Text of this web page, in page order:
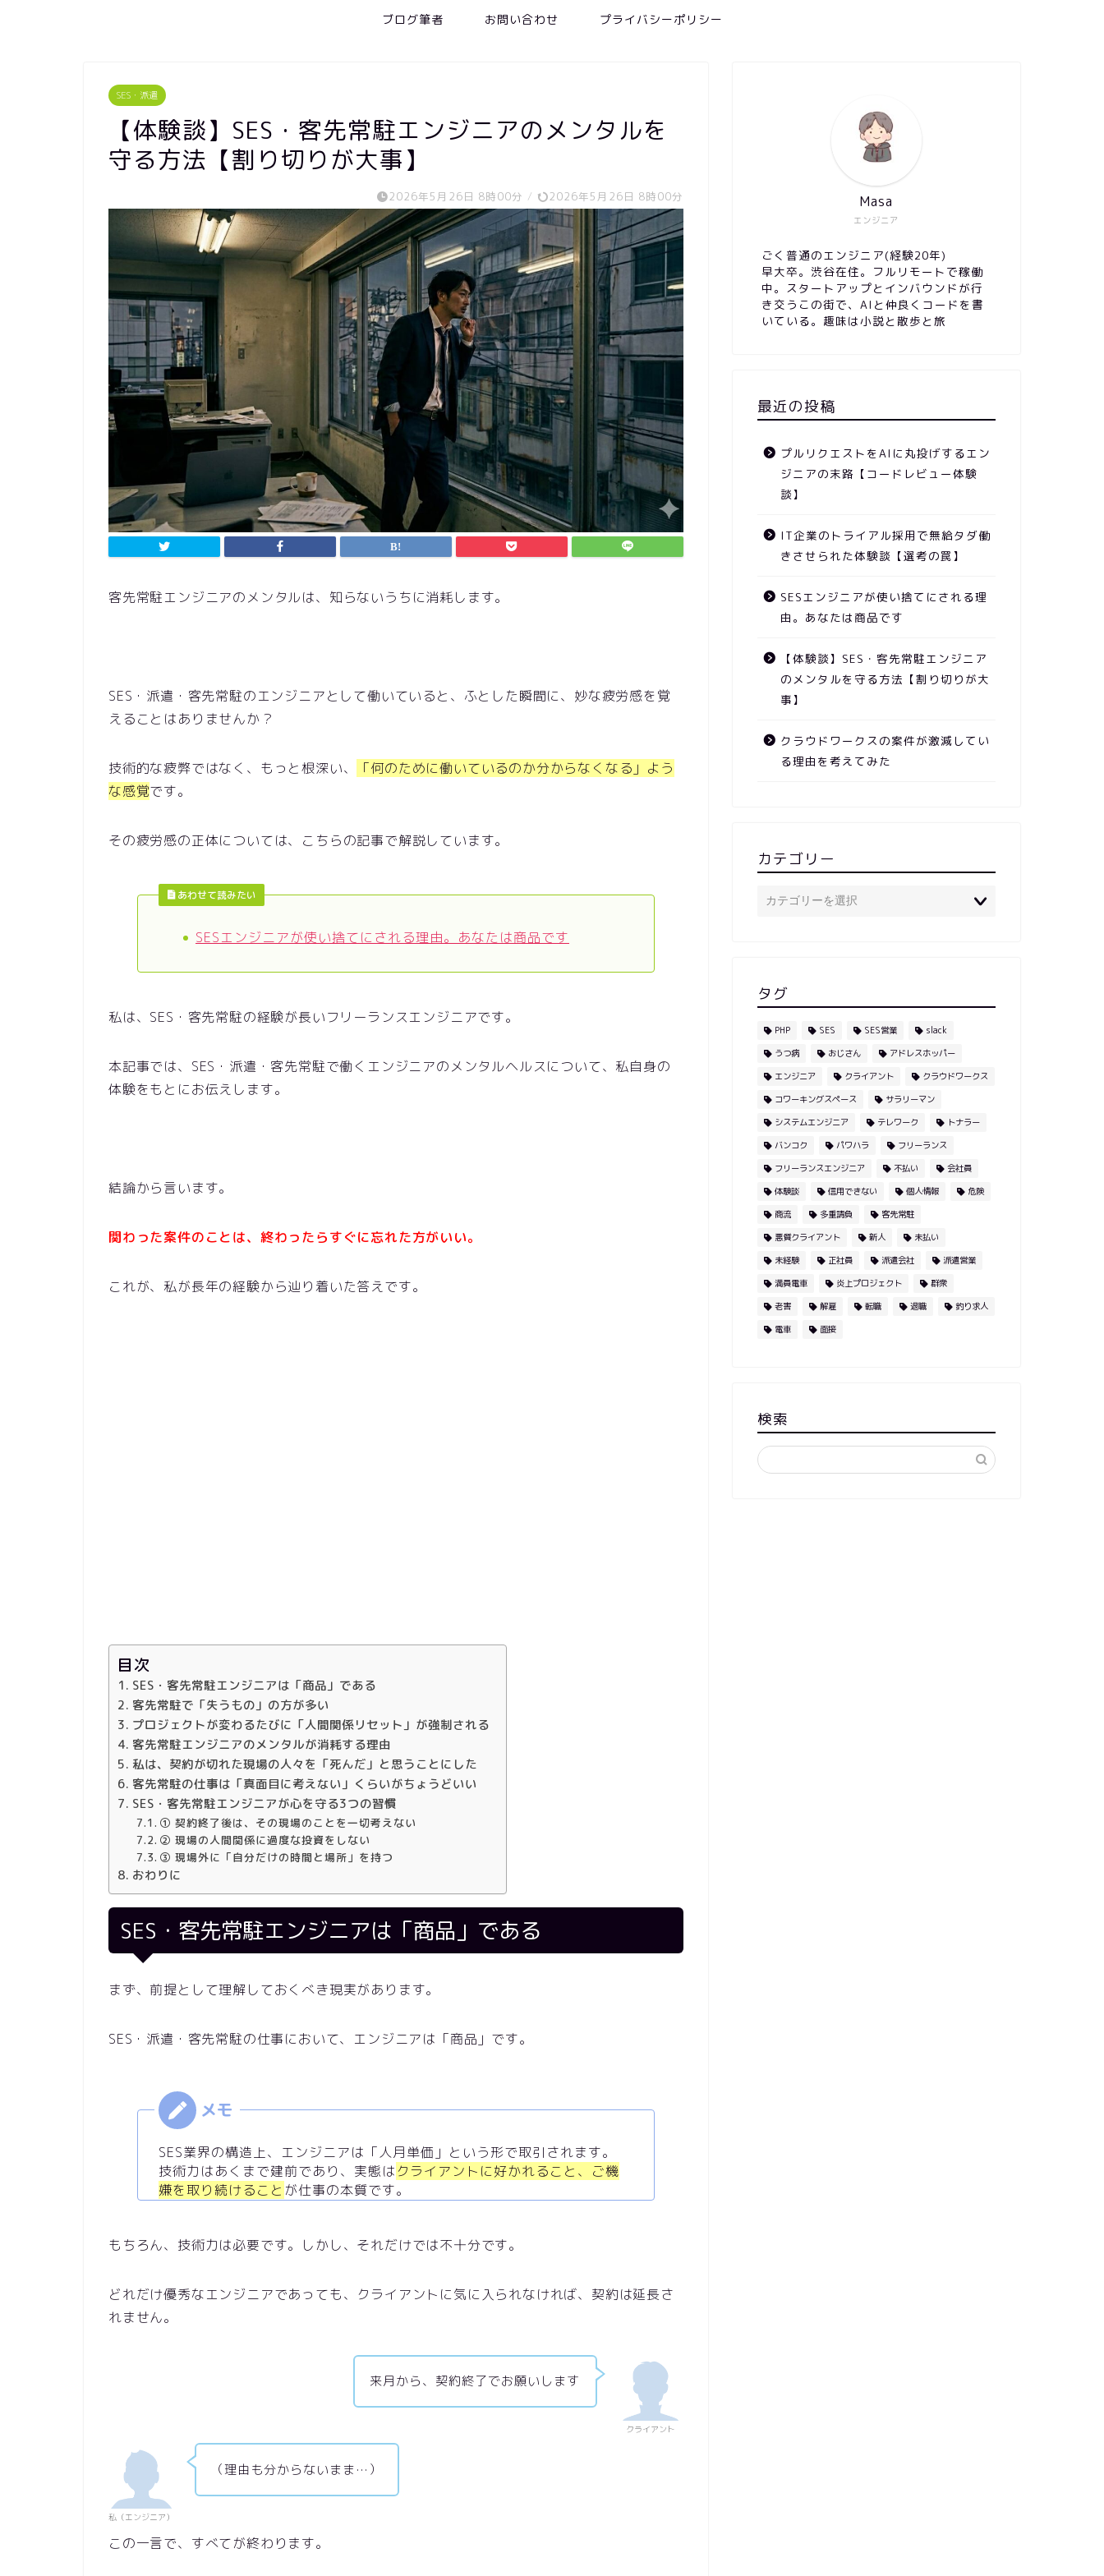
ブログ筆者 お問い合わせ プライバシーポリシー
SES・派遣
【体験談】SES・客先常駐エンジニアのメンタルを
守る方法【割り切りが大事】
2026年5月26日 8時00分 / 2026年5月26日 8時00分
客先常駐エンジニアのメンタルは、知らないうちに消耗します。
SES・派遣・客先常駐のエンジニアとして働いていると、ふとした瞬間に、妙な疲労感を覚
えることはありませんか？
技術的な疲弊ではなく、もっと根深い、
「何のために働いているのか分からなくなる」よう
な感覚です。
その疲労感の正体については、こちらの記事で解説しています。
あわせて読みたい
SESエンジニアが使い捨てにされる理由。あなたは商品です
私は、SES・客先常駐の経験が長いフリーランスエンジニアです。
本記事では、SES・派遣・客先常駐で働くエンジニアのメンタルヘルスについて、私自身の
体験をもとにお伝えします。
結論から言います。
関わった案件のことは、終わったらすぐに忘れた方がいい。
これが、私が長年の経験から辿り着いた答えです。
目次
SES・客先常駐エンジニアは「商品」である
客先常駐で「失うもの」の方が多い
プロジェクトが変わるたびに「人間関係リセット」が強制される
客先常駐エンジニアのメンタルが消耗する理由
私は、契約が切れた現場の人々を「死んだ」と思うことにした
客先常駐の仕事は「真面目に考えない」くらいがちょうどいい
SES・客先常駐エンジニアが心を守る3つの習慣
① 契約終了後は、その現場のことを一切考えない
② 現場の人間関係に過度な投資をしない
③ 現場外に「自分だけの時間と場所」を持つ
おわりに
SES・客先常駐エンジニアは「商品」である
まず、前提として理解しておくべき現実があります。
SES・派遣・客先常駐の仕事において、エンジニアは「商品」です。
SES業界の構造上、エンジニアは「人月単価」という形で取引されます。
技術力はあくまで建前であり、実態はクライアントに好かれること、ご機
嫌を取り続けること が仕事の本質です。
もちろん、技術力は必要です。しかし、それだけでは不十分です。
どれだけ優秀なエンジニアであっても、クライアントに気に入られなければ、契約は延長さ
れません。
クライアント
来月から、契約終了でお願いします
私（エンジニア）
（理由も分からないまま…）
この一言で、すべてが終わります。
エンジニア
Masa
ごく普通のエンジニア(経験20年)
早大卒。渋谷在住。フルリモートで稼働
中。スタートアップとインバウンドが行
き交うこの街で、AIと仲良くコードを書
いている。趣味は小説と散歩と旅
最近の投稿
プルリクエストをAIに丸投げするエン
ジニアの末路【コードレビュー体験
談】
IT企業のトライアル採用で無給タダ働
きさせられた体験談【選考の罠】
SESエンジニアが使い捨てにされる理
由。あなたは商品です
【体験談】SES・客先常駐エンジニア
のメンタルを守る方法【割り切りが大
事】
クラウドワークスの案件が激減してい
る理由を考えてみた
カテゴリー
タグ
PHP SES SES営業
slack
うつ病
おじさん
アドレスホッパー
エンジニア
クライアント
クラウドワークス
コワーキングスペース
サラリーマン
システムエンジニア
テレワーク
トナラー
バンコク
パワハラ
フリーランス
フリーランスエンジニア
不払い
会社員
体験談
信用できない 個人情報
危険
商流
多重請負
客先常駐
悪質クライアント
新人
未払い
未経験
正社員 派遣会社
派遣営業
満員電車
炎上プロジェクト
群衆
老害
解雇 転職 退職
釣り求人
電車
面接
検索